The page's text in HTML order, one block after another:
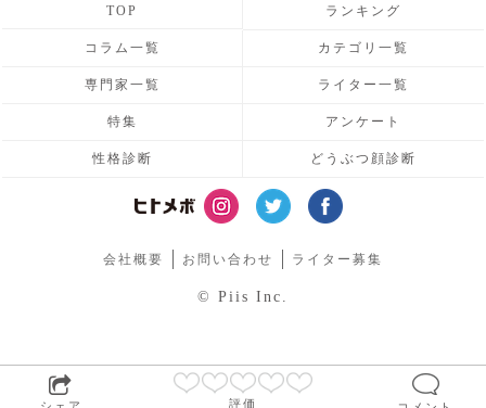
評価
TOP ランキング
コラム一覧 カテゴリ一覧
専門家一覧 ライター一覧
特集 アンケート
性格診断 どうぶつ顔診断
会社概要 お問い合わせ ライター募集
© Piis Inc.